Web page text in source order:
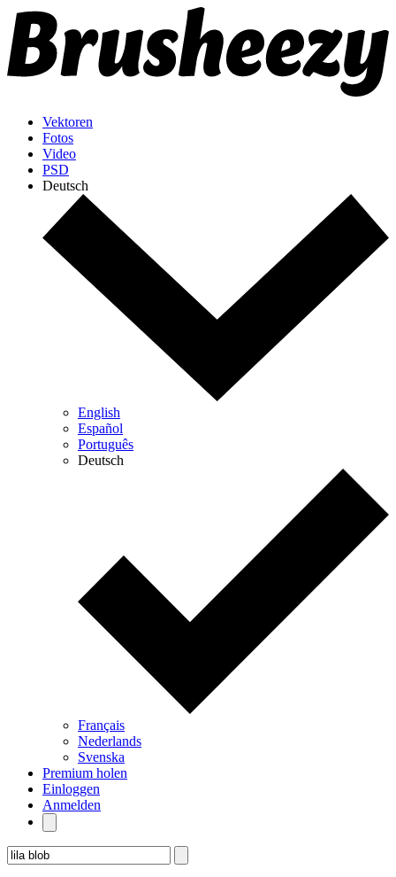
Vektoren
Fotos
Video
PSD
Deutsch
English
Español
Português
Deutsch
Français
Nederlands
Svenska
Premium holen
Einloggen
Anmelden